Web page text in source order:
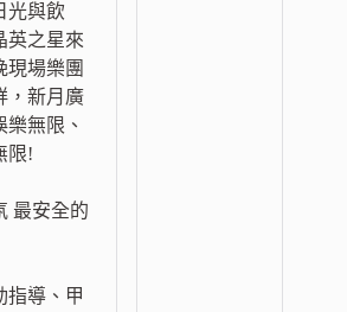
光與飲
英之星來
現場樂團
，新月廣
無限、
限!
最安全的
指導、甲